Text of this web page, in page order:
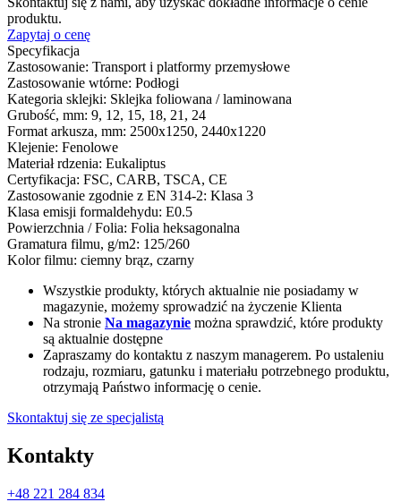
produktu.
Zapytaj o cenę
Specyfikacja
Zastosowanie: Transport i platformy przemysłowe
Zastosowanie wtórne: Podłogi
Kategoria sklejki: Sklejka foliowana / laminowana
Grubość, mm: 9, 12, 15, 18, 21, 24
Format arkusza, mm: 2500x1250, 2440x1220
Klejenie: Fenolowe
Materiał rdzenia: Eukaliptus
Certyfikacja: FSC, CARB, TSCA, CE
Zastosowanie zgodnie z EN 314-2: Klasa 3
Klasa emisji formaldehydu: E0.5
Powierzchnia / Folia: Folia heksagonalna
Gramatura filmu, g/m2: 125/260
Kolor filmu: ciemny brąz, czarny
Wszystkie produkty, których aktualnie nie posiadamy w
magazynie, możemy sprowadzić na życzenie Klienta
Na stronie Na magazynie można sprawdzić, które produkty
są aktualnie dostępne
Zapraszamy do kontaktu z naszym managerem. Po ustaleniu
rodzaju, rozmiaru, gatunku i materiału potrzebnego produktu,
otrzymają Państwo informację o cenie.
Skontaktuj się ze specjalistą
Kontakty
+48 221 284 834